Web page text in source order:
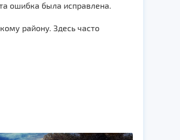
ошибка была исправлена.
району. Здесь часто